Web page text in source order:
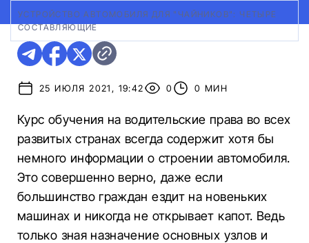
УСТРОЙСТВО АВТОМОБИЛЯ ДЛЯ "ЧАЙНИКОВ": ЧЕТЫРЕ
СОСТАВЛЯЮЩИЕ
25 ИЮЛЯ 2021, 19:42 0 0 МИН
Курс обучения на водительские права во всех
развитых странах всегда содержит хотя бы
немного информации о строении автомобиля.
Это совершенно верно, даже если
большинство граждан ездит на новеньких
машинах и никогда не открывает капот. Ведь
только зная назначение основных узлов и